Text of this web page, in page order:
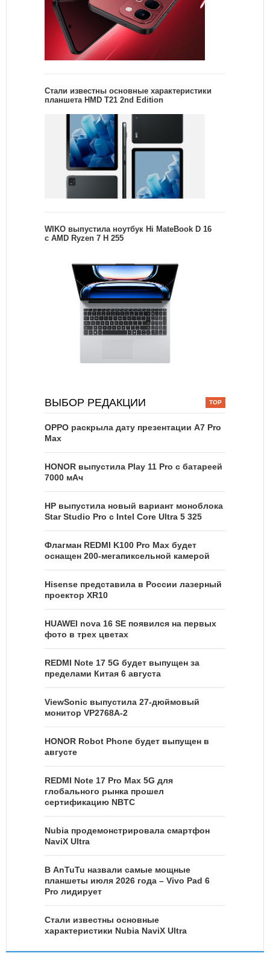
Стали известны основные характеристики
планшета HMD T21 2nd Edition
WIKO выпустила ноутбук Hi MateBook D 16
с AMD Ryzen 7 H 255
ВЫБОР РЕДАКЦИИ
OPPO раскрыла дату презентации A7 Pro
Max
HONOR выпустила Play 11 Pro с батареей
7000 мАч
HP выпустила новый вариант моноблока
Star Studio Pro с Intel Core Ultra 5 325
Флагман REDMI K100 Pro Max будет
оснащен 200-мегапиксельной камерой
Hisense представила в России лазерный
проектор XR10
HUAWEI nova 16 SE появился на первых
фото в трех цветах
REDMI Note 17 5G будет выпущен за
пределами Китая 6 августа
ViewSonic выпустила 27-дюймовый
монитор VP2768A-2
HONOR Robot Phone будет выпущен в
августе
REDMI Note 17 Pro Max 5G для
глобального рынка прошел
сертификацию NBTC
Nubia продемонстрировала смартфон
NaviX Ultra
В AnTuTu назвали самые мощные
планшеты июля 2026 года – Vivo Pad 6
Pro лидирует
Стали известны основные
характеристики Nubia NaviX Ultra